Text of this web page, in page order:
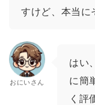
すけど、本当に
おにいさん
はい
に簡
く評